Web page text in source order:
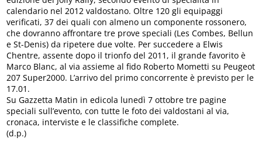
calendario nel 2012 valdostano. Oltre 120 gli equipaggi
verificati, 37 dei quali con almeno un componente rossonero,
che dovranno affrontare tre prove speciali (Les Combes, Bellun
e St-Denis) da ripetere due volte. Per succedere a Elwis
Chentre, assente dopo il trionfo del 2011, il grande favorito è
Marco Blanc, al via assieme al fido Roberto Mometti su Peugeot
207 Super2000. L’arrivo del primo concorrente è previsto per le
17.01.
Su Gazzetta Matin in edicola lunedì 7 ottobre tre pagine
speciali sull’evento, con tutte le foto dei valdostani al via,
cronaca, interviste e le classifiche complete.
(d.p.)